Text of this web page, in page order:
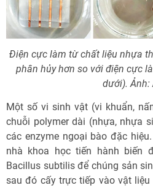
Điện cực làm từ chất liệu nhựa
phân hủy hơn so với điện cực
dưới). Ảnh:
Một số vi sinh vật (vi khuẩn,
chuỗi polymer dài (nhựa, nhựa
các enzyme ngoại bào đặc
nhà khoa học tiến hành biến
Bacillus subtilis để chúng sản
sau đó cấy trực tiếp vào vật